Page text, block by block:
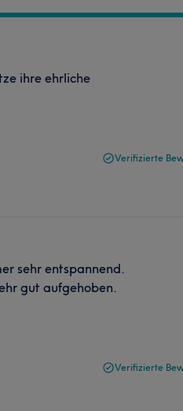
ihre ehrliche
Verifizierte
sehr entspannend.
gut aufgehoben.
Verifizierte